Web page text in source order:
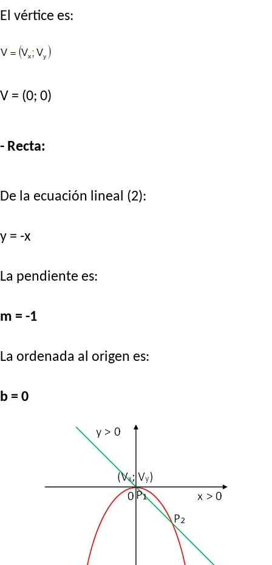
El vértice es:
V = (0; 0)
- Recta:
De la ecuación lineal (2):
y = -x
La pendiente es:
m = -1
La ordenada al origen es:
b = 0